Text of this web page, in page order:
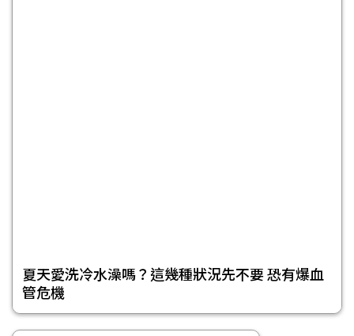
夏天愛洗冷水澡嗎？這幾種狀況先不要 恐有爆血
管危機